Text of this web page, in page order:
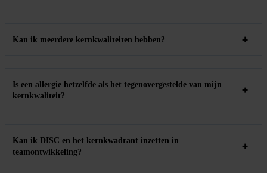
Kan ik meerdere kernkwaliteiten hebben?
Is een allergie hetzelfde als het tegenovergestelde van mijn
kernkwaliteit?
Kan ik DISC en het kernkwadrant inzetten in
teamontwikkeling?